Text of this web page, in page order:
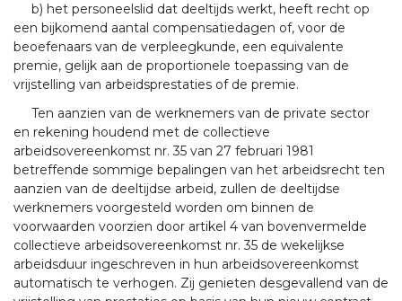
b) het personeelslid dat deeltijds werkt, heeft recht op
een bijkomend aantal compensatiedagen of, voor de
beoefenaars van de verpleegkunde, een equivalente
premie, gelijk aan de proportionele toepassing van de
vrijstelling van arbeidsprestaties of de premie.
Ten aanzien van de werknemers van de private sector
en rekening houdend met de collectieve
arbeidsovereenkomst nr. 35 van 27 februari 1981
betreffende sommige bepalingen van het arbeidsrecht ten
aanzien van de deeltijdse arbeid, zullen de deeltijdse
werknemers voorgesteld worden om binnen de
voorwaarden voorzien door artikel 4 van bovenvermelde
collectieve arbeidsovereenkomst nr. 35 de wekelijkse
arbeidsduur ingeschreven in hun arbeidsovereenkomst
automatisch te verhogen. Zij genieten desgevallend van de